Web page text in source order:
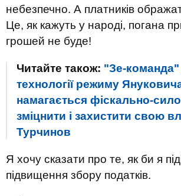
небезпечно. А платників
Це, як кажуть у народі, погана
грошей не буде!
Читайте також: "Зе-
технології режиму
намагається фіскально-
зміцнити і захистити свою
Турчинов
Я хочу сказати про те, як би я
підвищення збору податків.